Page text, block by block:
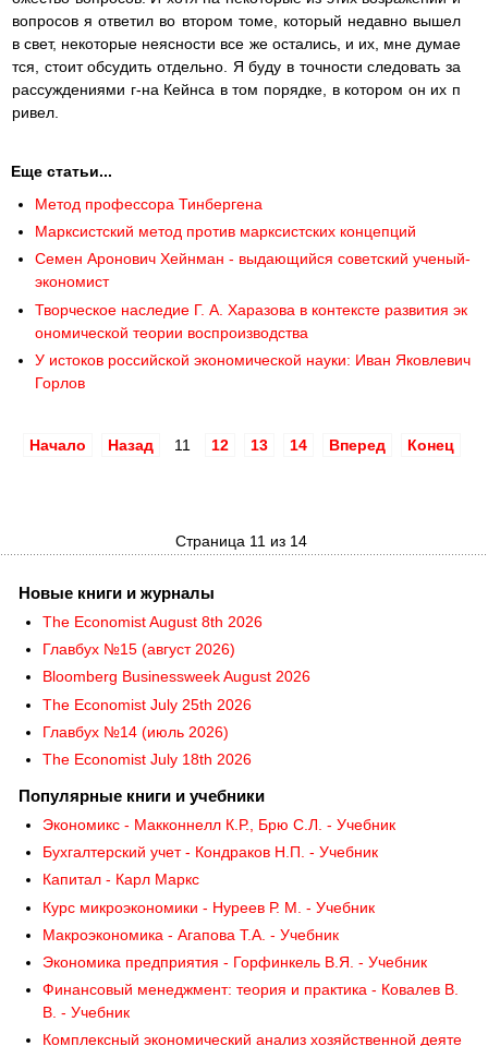
вопросов я ответил во втором томе, который недавно вышел
в свет, некоторые неясности все же остались, и их, мне думае
тся, стоит обсудить отдельно. Я буду в точности следовать за
рассуждениями г-на Кейнса в том порядке, в котором он их п
ривел.
Еще статьи...
Метод профессора Тинбергена
Марксистский метод против марксистских концепций
Семен Аронович Хейнман - выдающийся советский ученый-
экономист
Творческое наследие Г. А. Харазова в контексте развития эк
ономической теории воспроизводства
У истоков российской экономической науки: Иван Яковлевич
Горлов
Начало Назад 11 12 13 14 Вперед Конец
Страница 11 из 14
Новые книги и журналы
The Economist August 8th 2026
Главбух №15 (август 2026)
Bloomberg Businessweek August 2026
The Economist July 25th 2026
Главбух №14 (июль 2026)
The Economist July 18th 2026
Популярные книги и учебники
Экономикс - Макконнелл К.Р., Брю С.Л. - Учебник
Бухгалтерский учет - Кондраков Н.П. - Учебник
Капитал - Карл Маркс
Курс микроэкономики - Нуреев Р. М. - Учебник
Макроэкономика - Агапова Т.А. - Учебник
Экономика предприятия - Горфинкель В.Я. - Учебник
Финансовый менеджмент: теория и практика - Ковалев В.
В. - Учебник
Комплексный экономический анализ хозяйственной деяте